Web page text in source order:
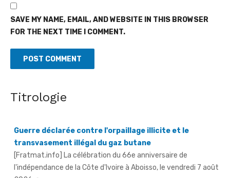
SAVE MY NAME, EMAIL, AND WEBSITE IN THIS BROWSER
FOR THE NEXT TIME I COMMENT.
Titrologie
Guerre déclarée contre l'orpaillage illicite et le
[Fratmat.info] La célébration du 66e anniversaire de
l'indépendance de la Côte d'Ivoire à Aboisso, le vendredi 7 août
2026, a ...